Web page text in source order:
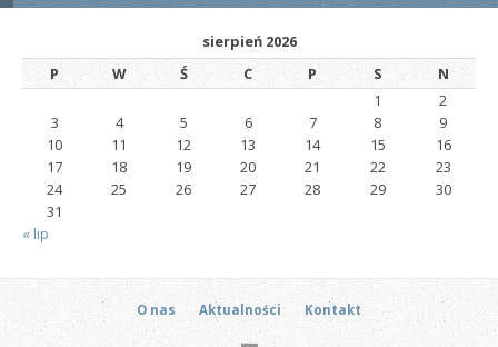
sierpień 2026
P
W Ś C P S
N
1
2
3
4 5 6 7 8
9
10
11 12 13 14 15
16
17
18 19 20 21 22
23
24
25 26 27 28 29
30
31
« lip
O nas Aktualności Kontakt